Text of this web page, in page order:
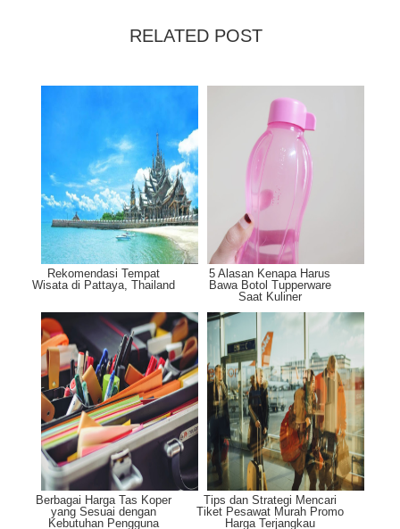
RELATED POST
Rekomendasi Tempat
Wisata di Pattaya, Thailand
5 Alasan Kenapa Harus
Bawa Botol Tupperware
Saat Kuliner
Berbagai Harga Tas Koper
yang Sesuai dengan
Kebutuhan Pengguna
Tips dan Strategi Mencari
Tiket Pesawat Murah Promo
Harga Terjangkau